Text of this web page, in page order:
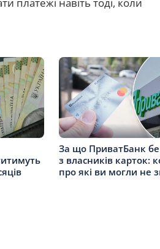
За що ПриватБанк
з власників карток:
про які ви могли не